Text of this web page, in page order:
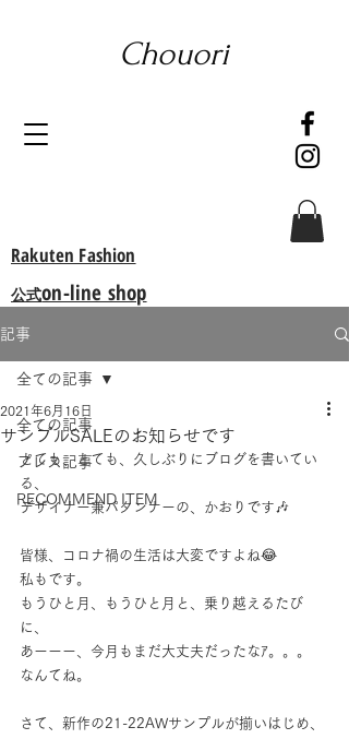
Chouori
Rakuten Fashion
公式on-line shop
記事
全ての記事
プレス記事
RECOMMEND ITEM
全ての記事
サンプルSALEのお知らせです
2021年6月16日
とても、とても、久しぶりにブログを書いてい
る、
デザイナー兼パタンナーの、かおりです🎶
皆様、コロナ禍の生活は大変ですよね😂
私もです。
もうひと月、もうひと月と、乗り越えるたび
に、
あーーー、今月もまだ大丈夫だったなｱ。。。
なんてね。
さて、新作の21-22AWサンプルが揃いはじめ、